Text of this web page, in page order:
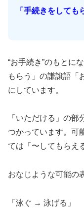
「手続きをしても
“お手続き”のもとに
もらう」の謙譲語「
にしています。
「いただける」の
つかっています。可
ては「〜してもらえ
おなじような可能の
「泳ぐ → 泳げる」